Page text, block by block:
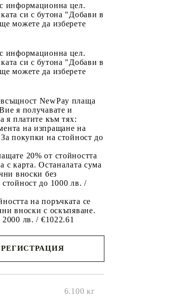
информационна цел.
си с бутона "Добави в
можете да изберете
информационна цел.
си с бутона "Добави в
можете да изберете
NewPay плаща
я получавате и
я платите към тях:
на изпращане на
покупки на стойност до
20% от стойността
с карта. Останалата сума
вноски без
до 1000 лв. /
на поръчката се
вноски с оскъпяване.
лв. / €1022.61
6.100 кг